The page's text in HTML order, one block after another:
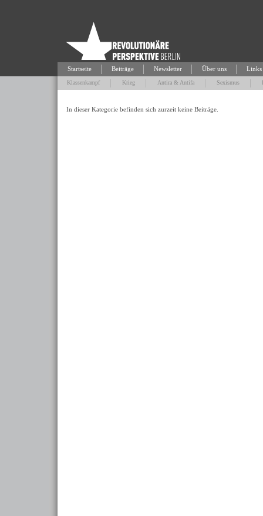
Startseite Beiträge Newsletter Über uns Links
Klassenkampf Krieg Antira & Antifa Sexismus
In dieser Kategorie befinden sich zurzeit keine Beiträge.